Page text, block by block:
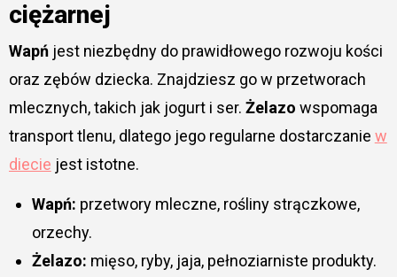
ciężarnej
Wapńjest niezbędny do prawidłowego rozwoju kości
oraz zębów dziecka. Znajdziesz go w przetworach
mlecznych, takich jak jogurt i ser. Żelazo wspomaga
transport tlenu, dlatego jego regularne dostarczanie w
diecie jest istotne.
Wapń: przetwory mleczne, rośliny strączkowe,
orzechy.
Żelazo: mięso, ryby, jaja, pełnoziarniste produkty.